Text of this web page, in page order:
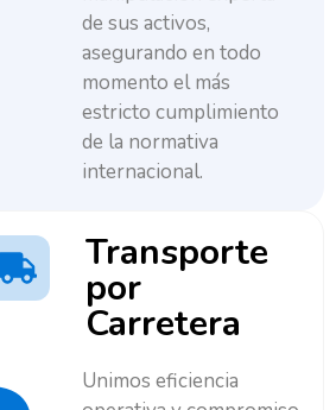
de sus activos,
asegurando en todo
momento el más
estricto cumplimiento
de la normativa
internacional.
Transporte
por
Carretera
Unimos eficiencia